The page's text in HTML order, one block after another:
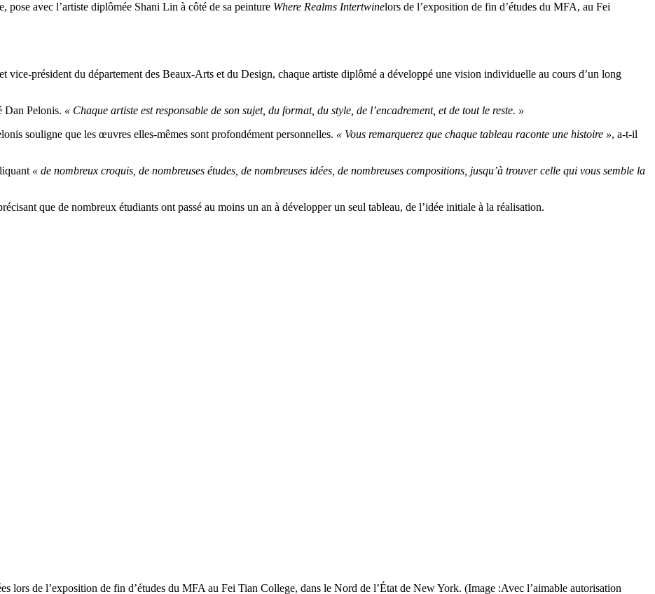
avec l’artiste diplômée Shani Lin à côté de sa peinture Where Realms Intertwinelors de l’exposition de fin d’études du MFA, au Fei
vice-président du département des Beaux-Arts et du Design, chaque artiste diplômé a développé une vision individuelle au cours d’un long
Dan Pelonis. « Chaque artiste est responsable de son sujet, du format, du style, de l’encadrement, et de tout le reste. »
souligne que les œuvres elles-mêmes sont profondément personnelles. « Vous remarquerez que chaque tableau raconte une histoire », a-t-il
« de nombreux croquis, de nombreuses études, de nombreuses idées, de nombreuses compositions, jusqu’à trouver celle qui vous semble la
que de nombreux étudiants ont passé au moins un an à développer un seul tableau, de l’idée initiale à la réalisation.
lors de l’exposition de fin d’études du MFA au Fei Tian College, dans le Nord de l’État de New York. (Image :Avec l’aimable autorisation